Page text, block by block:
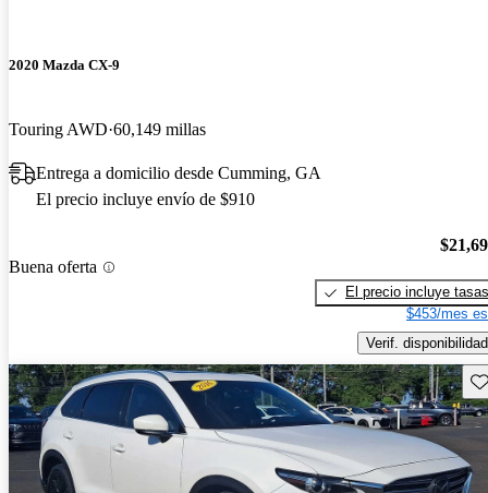
2020 Mazda CX-9
Touring AWD 60,149 millas
Entrega a domicilio desde Cumming, GA
El precio incluye envío de $910
Buena oferta
El precio incluye tasas
$453/mes
Verif. disponibilidad